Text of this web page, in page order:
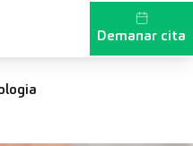
Demanar cita